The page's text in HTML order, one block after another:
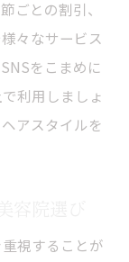
ごとの割引、
々なサービス
をこまめに
利用しましょ
アスタイルを
視することが